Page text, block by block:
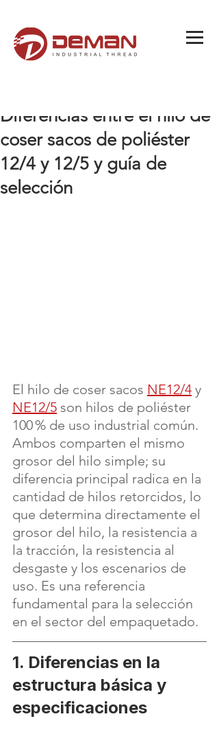
Diferencias entre el hilo de
coser sacos de poliéster
12/4 y 12/5 y guía de
selección
El hilo de coser sacos NE12/4 y
NE12/5 son hilos de poliéster
100 % de uso industrial común.
Ambos comparten el mismo
grosor del hilo simple; su
diferencia principal radica en la
cantidad de hilos retorcidos, lo
que determina directamente el
grosor del hilo, la resistencia a
la tracción, la resistencia al
desgaste y los escenarios de
uso. Es una referencia
fundamental para la selección
en el sector del empaquetado.
1. Diferencias en la
estructura básica y
especificaciones